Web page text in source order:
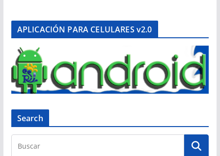
APLICACIÓN PARA CELULARES v2.0
Search